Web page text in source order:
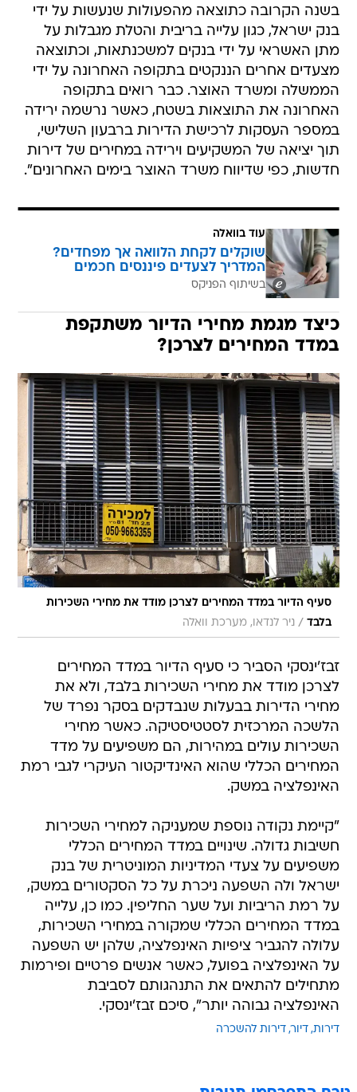
בשנה הקרובה כתוצאה מהפעולות שנעשות על ידי
בנק ישראל, כגון עלייה בריבית והטלת מגבלות על
מתן האשראי על ידי בנקים למשכנתאות, וכתוצאה
מצעדים אחרים הננקטים בתקופה האחרונה על ידי
הממשלה ומשרד האוצר. כבר רואים בתקופה
האחרונה את התוצאות בשטח, כאשר נרשמה ירידה
במספר העסקות לרכישת הדירות ברבעון השלישי,
תוך יציאה של המשקיעים וירידה במחירים של דירות
חדשות, כפי שדיווח משרד האוצר בימים האחרונים".
עוד בוואלה
שוקלים לקחת הלוואה אך מפחדים?
המדריך לצעדים פיננסים חכמים
בשיתוף הפניקס
כיצד מגמת מחירי הדיור משתקפת
במדד המחירים לצרכן?
סעיף הדיור במדד המחירים לצרכן מודד את מחירי השכירות
בלבד / ניר לנדאו, מערכת וואלה
זבז'ינסקי הסביר כי סעיף הדיור במדד המחירים
לצרכן מודד את מחירי השכירות בלבד, ולא את
מחירי הדירות בבעלות שנבדקים בסקר נפרד של
הלשכה המרכזית לסטטיסטיקה. כאשר מחירי
השכירות עולים במהירות, הם משפיעים על מדד
המחירים הכללי שהוא האינדיקטור העיקרי לגבי רמת
האינפלציה במשק.
"קיימת נקודה נוספת שמעניקה למחירי השכירות
חשיבות גדולה. שינויים במדד המחירים הכללי
משפיעים על צעדי המדיניות המוניטרית של בנק
ישראל ולה השפעה ניכרת על כל הסקטורים במשק,
על רמת הריביות ועל שער החליפין. כמו כן, עלייה
במדד המחירים הכללי שמקורה במחירי השכירות,
עלולה להגביר ציפיות האינפלציה, שלהן יש השפעה
על האינפלציה בפועל, כאשר אנשים פרטיים ופירמות
מתחילים להתאים את התנהגותם לסביבת
האינפלציה גבוהה יותר", סיכם זבז'ינסקי.
דירות דיור דירות להשכרה